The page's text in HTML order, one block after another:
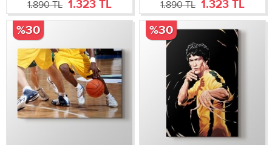
1.890 TL 1.323 TL 1.890 TL 1.323 TL
%30 %30